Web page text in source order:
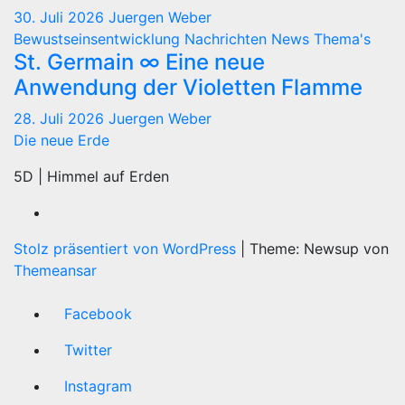
30. Juli 2026 Juergen Weber
Bewustseinsentwicklung Nachrichten News Thema's
St. Germain ∞ Eine neue
Anwendung der Violetten Flamme
28. Juli 2026 Juergen Weber
Die neue Erde
5D | Himmel auf Erden
Stolz präsentiert von WordPress
Theme: Newsup von
Themeansar
Facebook
Twitter
Instagram